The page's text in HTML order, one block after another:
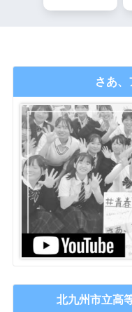
さあ、
北九州市立高